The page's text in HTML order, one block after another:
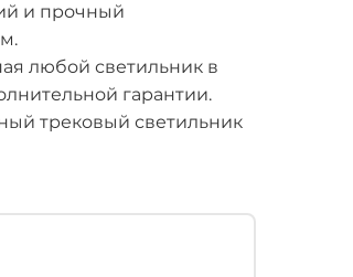
и прочный
любой светильник в
гарантии.
трековый светильник